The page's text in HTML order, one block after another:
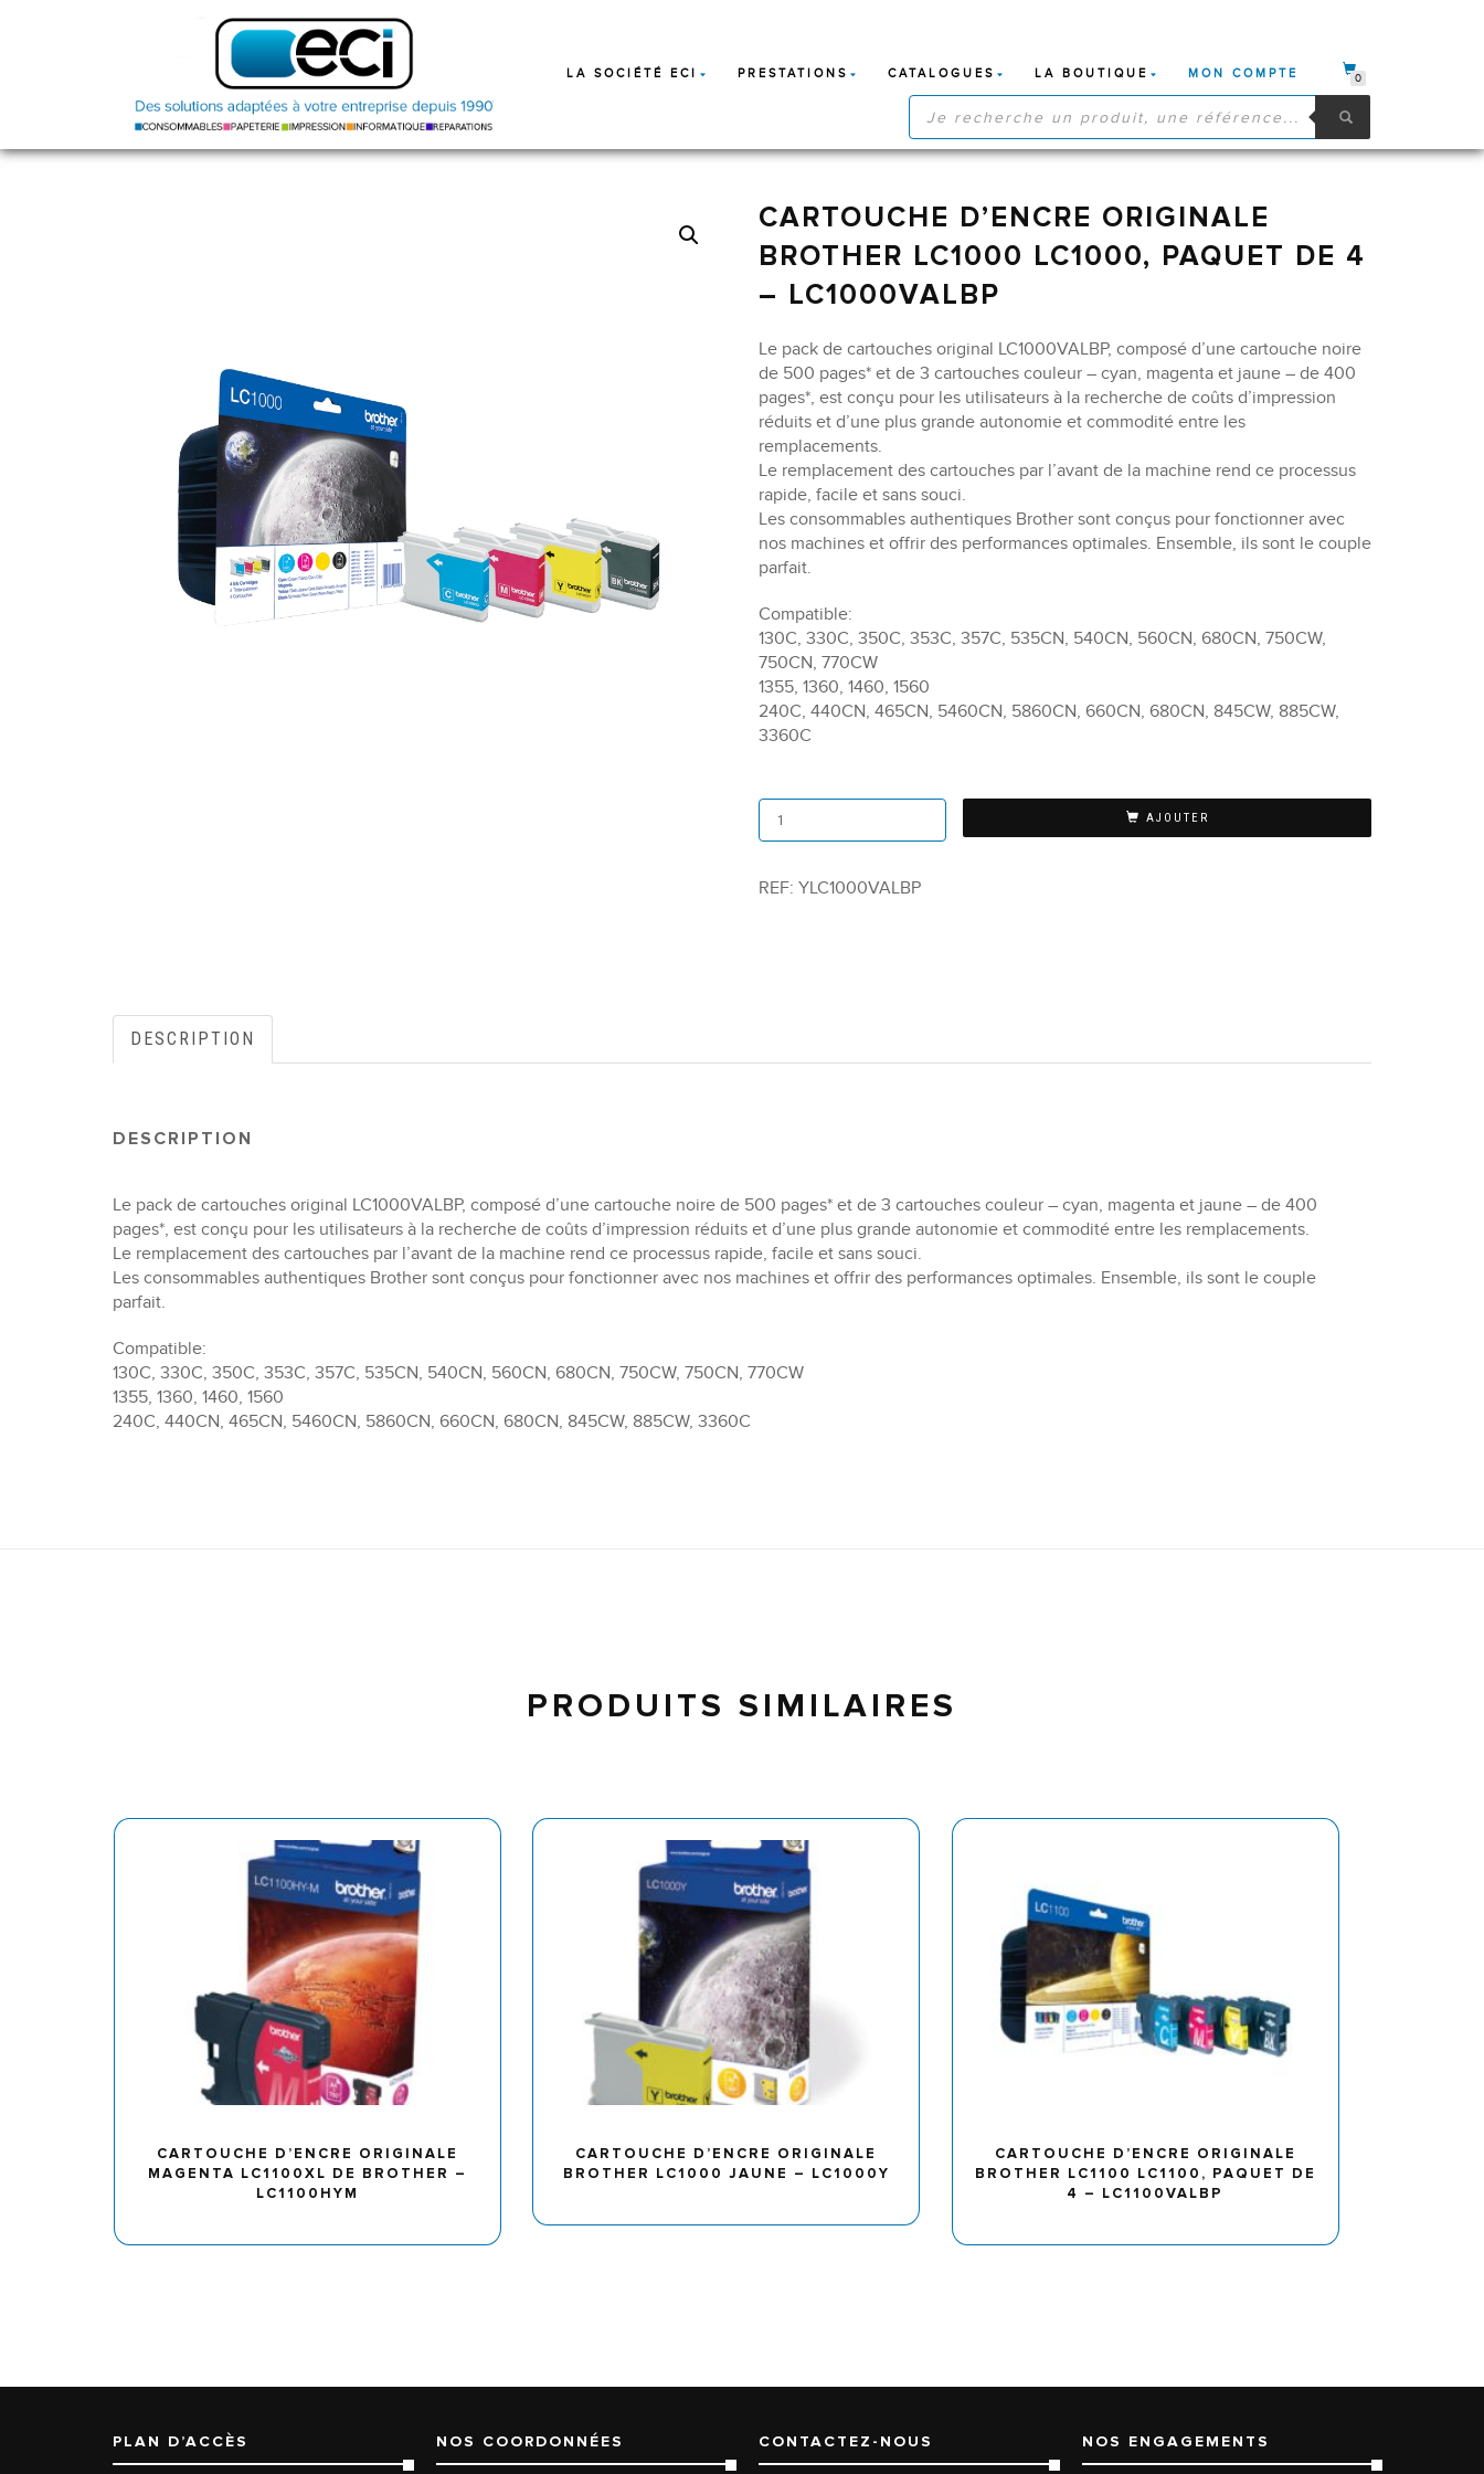
LA SOCIÉTÉ ECI PRESTATIONS CATALOGUES LA BOUTIQUE
MON COMPTE
RECHERCHE
DE
PRODUITS
0
CARTOUCHE D’ENCRE ORIGINALE
BROTHER LC1000 LC1000, PAQUET DE 4
– LC1000VALBP
Le pack de cartouches original LC1000VALBP, composé d’une cartouche noire
de 500 pages* et de 3 cartouches couleur – cyan, magenta et jaune – de 400
pages*, est conçu pour les utilisateurs à la recherche de coûts d’impression
réduits et d’une plus grande autonomie et commodité entre les
remplacements.
Le remplacement des cartouches par l’avant de la machine rend ce processus
rapide, facile et sans souci.
Les consommables authentiques Brother sont conçus pour fonctionner avec
nos machines et offrir des performances optimales. Ensemble, ils sont le couple
parfait.
Compatible:
130C, 330C, 350C, 353C, 357C, 535CN, 540CN, 560CN, 680CN, 750CW,
750CN, 770CW
1355, 1360, 1460, 1560
240C, 440CN, 465CN, 5460CN, 5860CN, 660CN, 680CN, 845CW, 885CW,
3360C
AJOUTER
REF: YLC1000VALBP
DESCRIPTION
DESCRIPTION
Le pack de cartouches original LC1000VALBP, composé d’une cartouche noire de 500 pages* et de 3 cartouches couleur – cyan, magenta et jaune – de 400
pages*, est conçu pour les utilisateurs à la recherche de coûts d’impression réduits et d’une plus grande autonomie et commodité entre les remplacements.
Le remplacement des cartouches par l’avant de la machine rend ce processus rapide, facile et sans souci.
Les consommables authentiques Brother sont conçus pour fonctionner avec nos machines et offrir des performances optimales. Ensemble, ils sont le couple
parfait.
Compatible:
130C, 330C, 350C, 353C, 357C, 535CN, 540CN, 560CN, 680CN, 750CW, 750CN, 770CW
1355, 1360, 1460, 1560
240C, 440CN, 465CN, 5460CN, 5860CN, 660CN, 680CN, 845CW, 885CW, 3360C
PRODUITS SIMILAIRES
CARTOUCHE D’ENCRE ORIGINALE
MAGENTA LC1100XL DE BROTHER –
LC1100HYM
CARTOUCHE D’ENCRE ORIGINALE
BROTHER LC1000 JAUNE – LC1000Y
CARTOUCHE D’ENCRE ORIGINALE
BROTHER LC1100 LC1100, PAQUET DE
4 – LC1100VALBP
PLAN D’ACCÈS NOS COORDONNÉES CONTACTEZ-NOUS NOS ENGAGEMENTS